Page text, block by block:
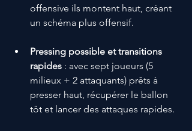
offensive ils montent haut, créant
un schéma plus offensif.
Pressing possible et transitions
rapides : avec sept joueurs (5
milieux + 2 attaquants) prêts à
presser haut, récupérer le ballon
tôt et lancer des attaques rapides.